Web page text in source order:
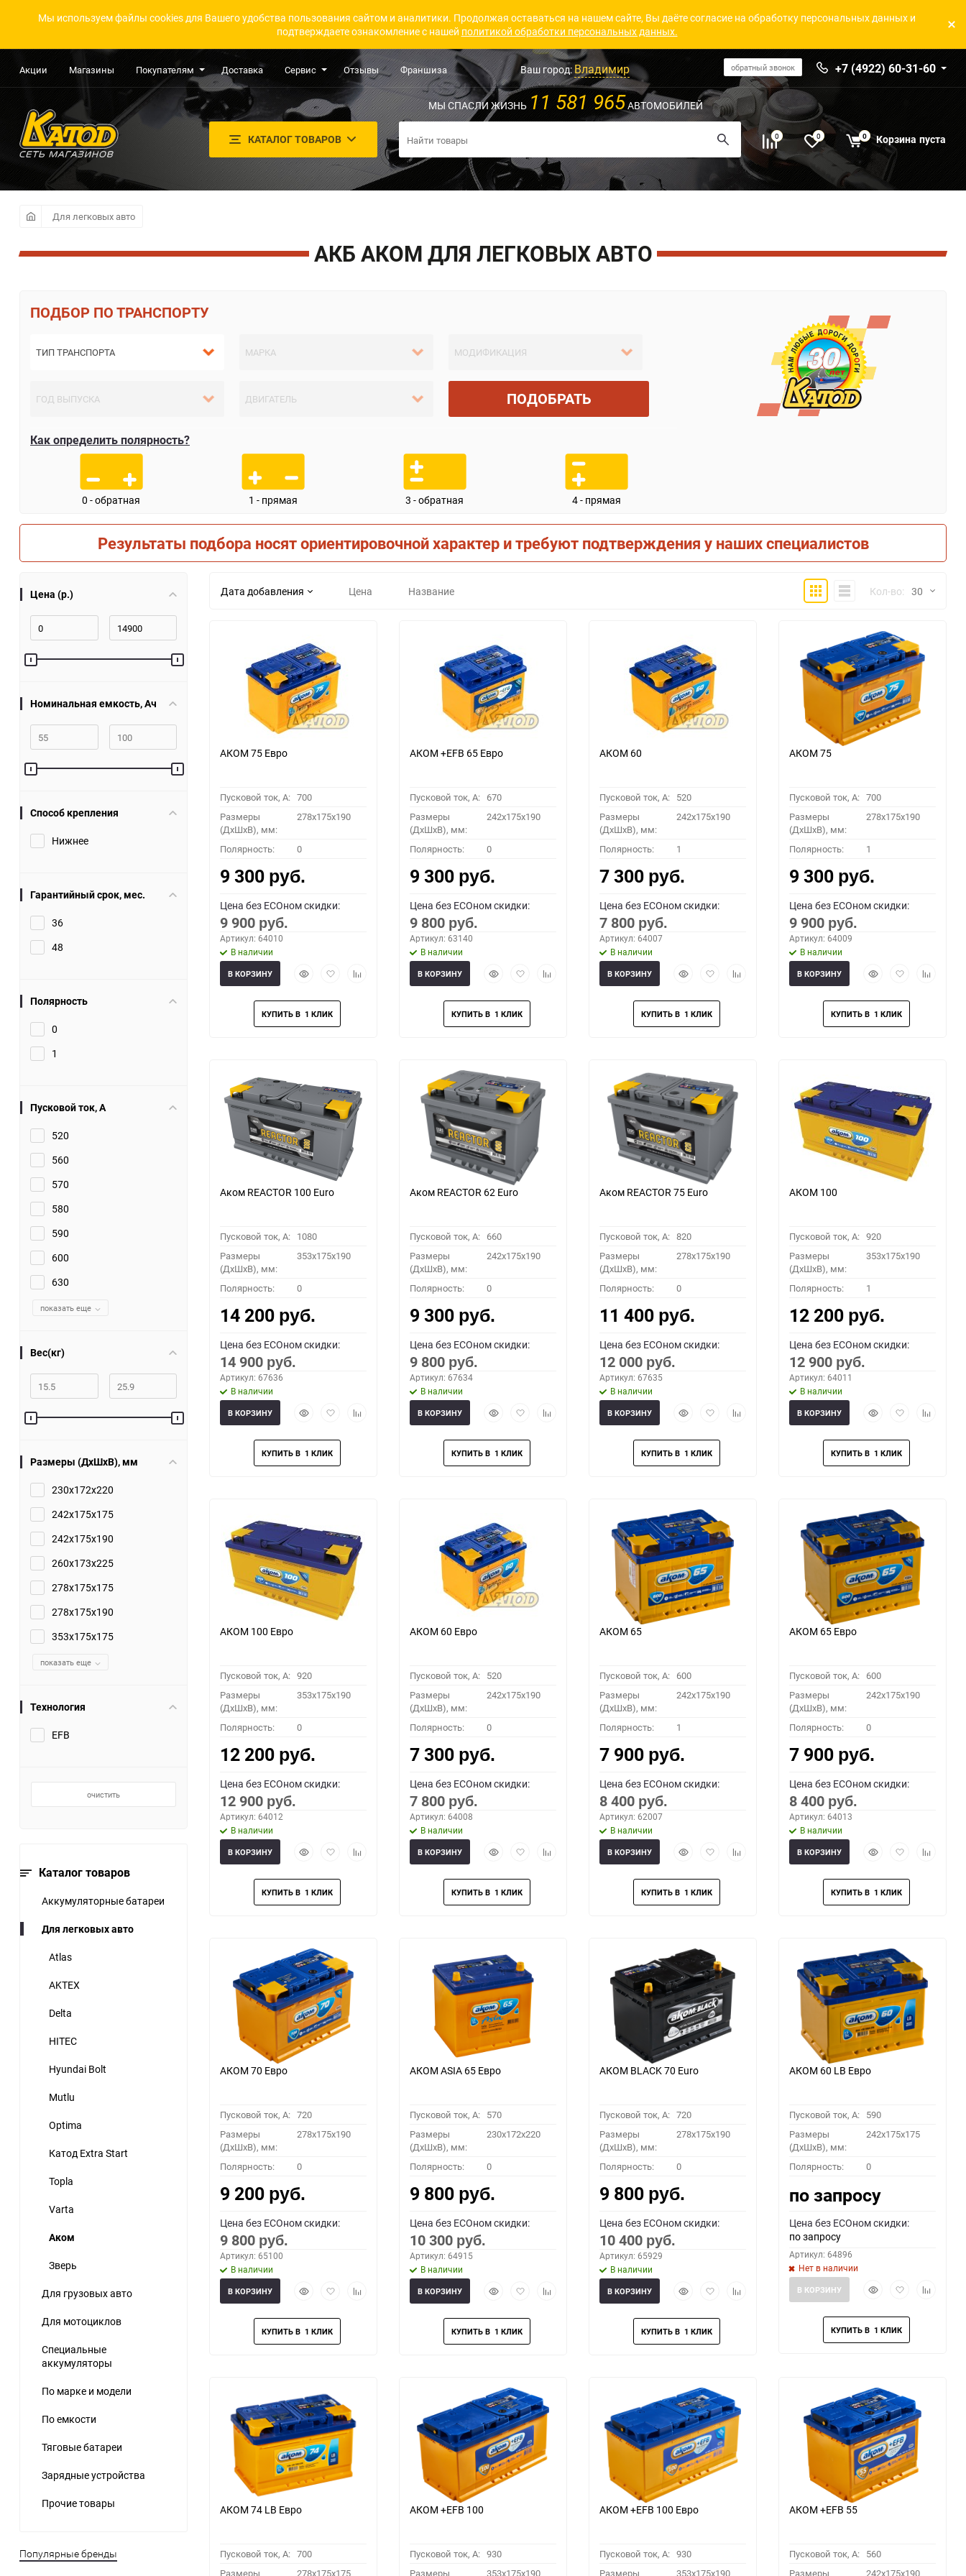
Мы используем файлы cookies для Вашего удобства пользования сайтом и аналитики. Продолжая оставаться на нашем сайте, Вы даёте согласие на обработку персональных данных и
подтверждаете ознакомление с нашей политикой обработки персональных данных.
Акции Магазины Покупателям Доставка Сервис Отзывы Франшиза Ваш город:Владимир обратный звонок +7 (4922) 60-31-60
КАТАЛОГ ТОВАРОВ
МЫ СПАСЛИ ЖИЗНЬ 11 581 965АВТОМОБИЛЕЙ
0 0 0 Корзина пуста
Для легковых авто
АКБ АКОМ ДЛЯ ЛЕГКОВЫХ АВТО
ПО ТРАНСПОРТУ
ПОДОБРАТЬ
Как определить полярность?
0 - обратная 1 - прямая 3 - обратная 4 - прямая
Результаты подбора носят ориентировочной характер и требуют подтверждения у наших специалистов
Цена (р.)
Номинальная емкость, Ач
Способ крепления
Нижнее
Гарантийный срок, мес.
36
48
Полярность
0
1
Пусковой ток, A
520
560
570
580
590
600
630
показать еще
Вес(кг)
Размеры (ДхШхВ), мм
230x172x220
242x175x175
242x175x190
260x173x225
278x175x175
278x175x190
353x175x175
показать еще
Технология
EFB
очистить
Каталог товаров
Аккумуляторные батареи
Для легковых авто
Atlas
AKTEX
Delta
HITEC
Hyundai Bolt
Mutlu
Optima
Катод Extra Start
Topla
Varta
Аком
Зверь
Для грузовых авто
Для мотоциклов
Специальные
аккумуляторы
По марке и модели
По емкости
Тяговые батареи
Зарядные устройства
Прочие товары
Популярные бренды
Дата добавления Цена Название ПлиткаКомпактноКол-во: 30
30
60
90
150
АКОМ 75 Евро
Пусковой ток, A: 700
Размеры
(ДхШхВ), мм:
278x175x190
Полярность: 0
9 300 руб.
Цена без ECOном скидки:
9 900 руб.
Артикул: 64010
В наличии
БыстрыйДобавить
избранное
Добавить
В КОРЗИНУ
АКОМ +EFB 65 Евро
Пусковой ток, A: 670
Размеры
(ДхШхВ), мм:
242x175x190
Полярность: 0
9 300 руб.
Цена без ECOном скидки:
9 800 руб.
Артикул: 63140
В наличии
БыстрыйДобавить
избранное
Добавить
В КОРЗИНУ
АКОМ 60
Пусковой ток, A: 520
Размеры
(ДхШхВ), мм:
242x175x190
Полярность: 1
7 300 руб.
Цена без ECOном скидки:
7 800 руб.
Артикул: 64007
В наличии
БыстрыйДобавить
избранное
Добавить
В КОРЗИНУ
АКОМ 75
Пусковой ток, A: 700
Размеры
(ДхШхВ), мм:
278x175x190
Полярность: 1
9 300 руб.
Цена без ECOном скидки:
9 900 руб.
Артикул: 64009
В наличии
БыстрыйДобавить
избранное
Добавить
В КОРЗИНУ
Аком REACTOR 100 Euro
Пусковой ток, A: 1080
Размеры
(ДхШхВ), мм:
353x175x190
Полярность: 0
14 200 руб.
Цена без ECOном скидки:
14 900 руб.
Артикул: 67636
В наличии
БыстрыйДобавить
избранное
Добавить
В КОРЗИНУ
Аком REACTOR 62 Euro
Пусковой ток, A: 660
Размеры
(ДхШхВ), мм:
242x175x190
Полярность: 0
9 300 руб.
Цена без ECOном скидки:
9 800 руб.
Артикул: 67634
В наличии
БыстрыйДобавить
избранное
Добавить
В КОРЗИНУ
Аком REACTOR 75 Euro
Пусковой ток, A: 820
Размеры
(ДхШхВ), мм:
278x175x190
Полярность: 0
11 400 руб.
Цена без ECOном скидки:
12 000 руб.
Артикул: 67635
В наличии
БыстрыйДобавить
избранное
Добавить
В КОРЗИНУ
АКОМ 100
Пусковой ток, A: 920
Размеры
(ДхШхВ), мм:
353x175x190
Полярность: 1
12 200 руб.
Цена без ECOном скидки:
12 900 руб.
Артикул: 64011
В наличии
БыстрыйДобавить
избранное
Добавить
В КОРЗИНУ
АКОМ 100 Евро
Пусковой ток, A: 920
Размеры
(ДхШхВ), мм:
353x175x190
Полярность: 0
12 200 руб.
Цена без ECOном скидки:
12 900 руб.
Артикул: 64012
В наличии
БыстрыйДобавить
избранное
Добавить
В КОРЗИНУ
АКОМ 60 Евро
Пусковой ток, A: 520
Размеры
(ДхШхВ), мм:
242x175x190
Полярность: 0
7 300 руб.
Цена без ECOном скидки:
7 800 руб.
Артикул: 64008
В наличии
БыстрыйДобавить
избранное
Добавить
В КОРЗИНУ
АКОМ 65
Пусковой ток, A: 600
Размеры
(ДхШхВ), мм:
242x175x190
Полярность: 1
7 900 руб.
Цена без ECOном скидки:
8 400 руб.
Артикул: 62007
В наличии
БыстрыйДобавить
избранное
Добавить
В КОРЗИНУ
АКОМ 65 Евро
Пусковой ток, A: 600
Размеры
(ДхШхВ), мм:
242x175x190
Полярность: 0
7 900 руб.
Цена без ECOном скидки:
8 400 руб.
Артикул: 64013
В наличии
БыстрыйДобавить
избранное
Добавить
В КОРЗИНУ
АКОМ 70 Евро
Пусковой ток, A: 720
Размеры
(ДхШхВ), мм:
278x175x190
Полярность: 0
9 200 руб.
Цена без ECOном скидки:
9 800 руб.
Артикул: 65100
В наличии
БыстрыйДобавить
избранное
Добавить
В КОРЗИНУ
АКОМ ASIA 65 Евро
Пусковой ток, A: 570
Размеры
(ДхШхВ), мм:
230x172x220
Полярность: 0
9 800 руб.
Цена без ECOном скидки:
10 300 руб.
Артикул: 64915
В наличии
БыстрыйДобавить
избранное
Добавить
В КОРЗИНУ
АКОМ BLACK 70 Euro
Пусковой ток, A: 720
Размеры
(ДхШхВ), мм:
278x175x190
Полярность: 0
9 800 руб.
Цена без ECOном скидки:
10 400 руб.
Артикул: 65929
В наличии
БыстрыйДобавить
избранное
Добавить
В КОРЗИНУ
АКОМ 60 LB Евро
Пусковой ток, A: 590
Размеры
(ДхШхВ), мм:
242x175x175
Полярность: 0
по запросу
Цена без ECOном скидки:
по запросу
Артикул: 64896
Нет в наличии
БыстрыйДобавить
избранное
Добавить
В КОРЗИНУ
АКОМ 74 LB Евро
Пусковой ток, A: 700
АКОМ +EFB 100
Пусковой ток, A: 930
АКОМ +EFB 100 Евро
Пусковой ток, A: 930
АКОМ +EFB 55
Пусковой ток, A: 560